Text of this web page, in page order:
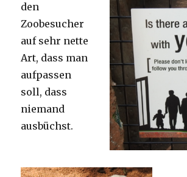
den
Zoobesucher
auf sehr nette
Art, dass man
aufpassen
soll, dass
niemand
ausbüchst.